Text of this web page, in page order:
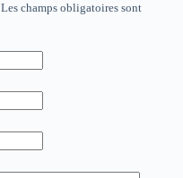
Les champs obligatoires sont